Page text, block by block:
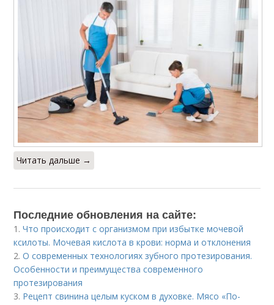
Читать дальше →
Последние обновления на сайте:
1.Что происходит с организмом при избытке мочевой
ксилоты. Мочевая кислота в крови: норма и отклонения
2.О современных технологиях зубного протезирования.
Особенности и преимущества современного
протезирования
3. Рецепт свинина целым куском в духовке. Мясо «По-